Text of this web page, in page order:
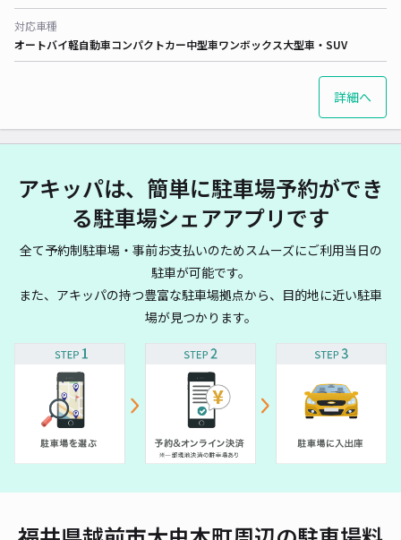
対応車種
オートバイ軽自動車コンパクトカー中型車ワンボックス大型車・SUV
詳細へ
アキッパは、簡単に駐車場予約ができ
る駐車場シェアアプリです
全て予約制駐車場・事前お支払いのためスムーズにご利用当日の
駐車が可能です。
また、アキッパの持つ豊富な駐車場拠点から、目的地に近い駐車
場が見つかります。